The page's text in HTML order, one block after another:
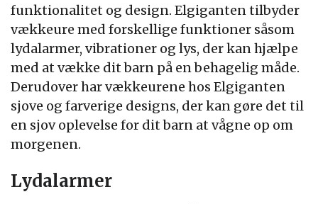
funktionalitet og design. Elgiganten tilbyder
vækkeure med forskellige funktioner såsom
lydalarmer, vibrationer og lys, der kan hjælpe
med at vække dit barn på en behagelig måde.
Derudover har vækkeurene hos Elgiganten
sjove og farverige designs, der kan gøre det til
en sjov oplevelse for dit barn at vågne op om
morgenen.
Lydalarmer